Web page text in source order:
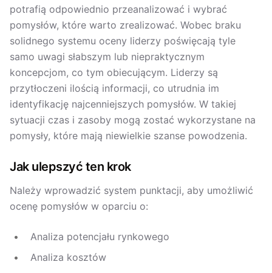
potrafią odpowiednio przeanalizować i wybrać
pomysłów, które warto zrealizować. Wobec braku
solidnego systemu oceny liderzy poświęcają tyle
samo uwagi słabszym lub niepraktycznym
koncepcjom, co tym obiecującym. Liderzy są
przytłoczeni ilością informacji, co utrudnia im
identyfikację najcenniejszych pomysłów. W takiej
sytuacji czas i zasoby mogą zostać wykorzystane na
pomysły, które mają niewielkie szanse powodzenia.
Jak ulepszyć ten krok
Należy wprowadzić system punktacji, aby umożliwić
ocenę pomysłów w oparciu o:
Analiza potencjału rynkowego
Analiza kosztów